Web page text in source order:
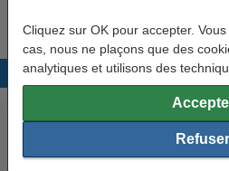
Cliquez sur OK pour accepter.
cas, nous ne plaçons que des
analytiques et utilisons des
Refuser
Produits